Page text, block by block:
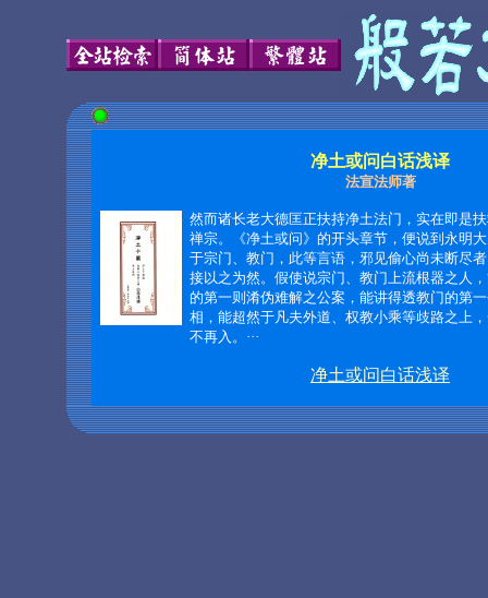
净土或问白话浅译
法宣法师著
然而诸长老大德匡正扶持净土法门，实在即是
禅宗。《净土或问》的开头章节，便说到永明
于宗门、教门，此等言语，邪见偷心尚未断尽
接以之为然。假使说宗门、教门上流根器之人
的第一则淆伪难解之公案，能讲得透教门的第
相，能超然于凡夫外道、权教小乘等歧路之上
不再入。 ···
净土或问白话浅译